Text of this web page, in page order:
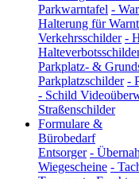
Parkwarntafel -
Halterung für
Verkehrsschilder -
Parkplatz- &
Parkplatzschilder -
- Schild
Straßenschilder
Formulare &
Bürobedarf
Entsorger -
Wiegescheine -